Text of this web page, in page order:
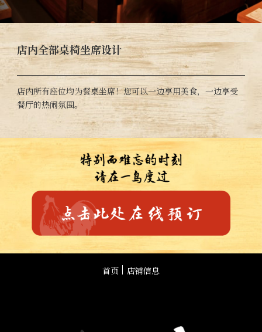
店内全部桌椅坐席设计
店内所有座位均为餐桌坐席！您可以一边享用美食，一边享受
餐厅的热闹氛围。
首页 店铺信息